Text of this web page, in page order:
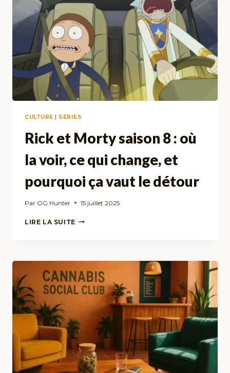
CULTURE | SÉRIES
Rick et Morty saison 8 : où
la voir, ce qui change, et
pourquoi ça vaut le détour
Par OG Hunter 15 juillet 2025
LIRE LA SUITERICK
OÙ
LA
QUI
CHANGE,
ET
POURQUOI
ÇA
VAUT